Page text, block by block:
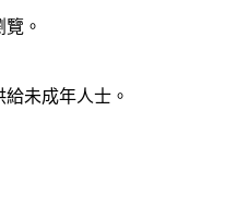
。
未成年人士。